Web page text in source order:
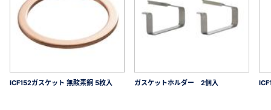
ICF152ガスケット 無酸素銅 5枚入 ガスケットホルダー 2個入